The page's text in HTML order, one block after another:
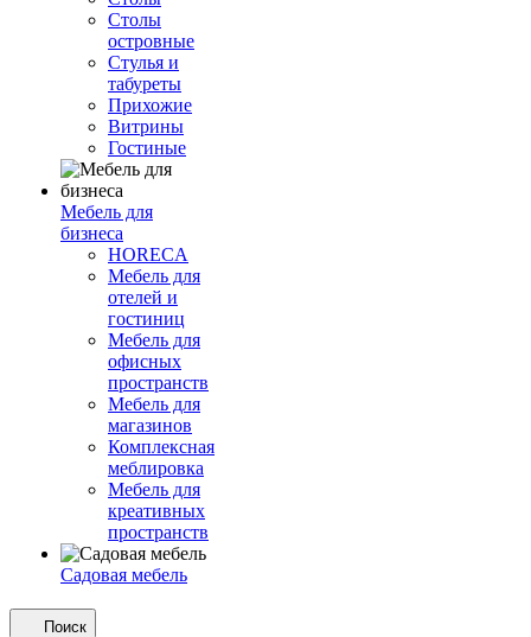
Столы
островные
Стулья и
табуреты
Прихожие
Витрины
Гостиные
Мебель для
бизнеса
HORECA
Мебель для
отелей и
гостиниц
Мебель для
офисных
пространств
Мебель для
магазинов
Комплексная
меблировка
Мебель для
креативных
пространств
Садовая мебель
Поиск